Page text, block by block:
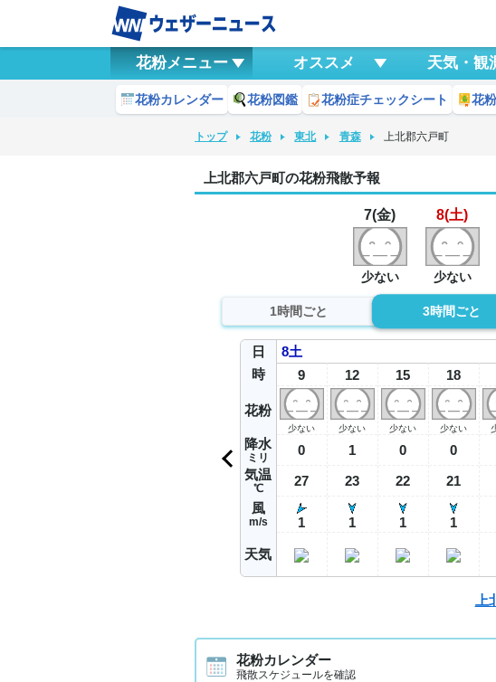
花粉メニュー オススメ 天気・観
花粉カレンダー 花粉図鑑 花粉症チェックシート 花
トップ 花粉 東北 青森 上北郡六戸町
上北郡六戸町の花粉飛散予報
7(金)
少ない
8(土)
少ない
1時間ごと 3時間ごと
日
時
花粉
降水
ミリ
気温
℃
風
m/s
天気
8土
9
少ない
0
27
1
12
少ない
1
23
1
15
少ない
0
22
1
18
少ない
0
21
1
花粉カレンダー
飛散スケジュールを確認